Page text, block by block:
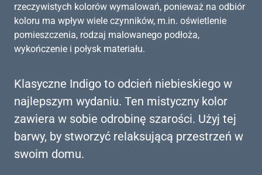
rzeczywistych kolorów wymalowań, ponieważ na odbiór
koloru ma wpływ wiele czynników, m.in. oświetlenie
pomieszczenia, rodzaj malowanego podłoża,
wykończenie i połysk materiału.
Klasyczne Indigo to odcień niebieskiego w
najlepszym wydaniu. Ten mistyczny kolor
zawiera w sobie odrobinę szarości. Użyj tej
barwy, by stworzyć relaksującą przestrzeń w
swoim domu.